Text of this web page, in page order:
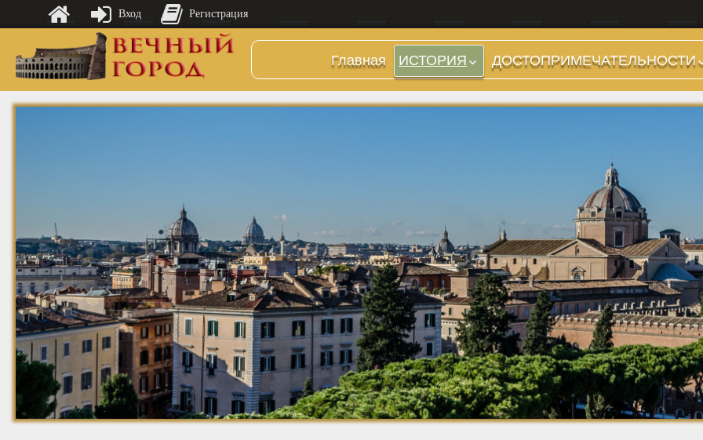
Главная
ИСТОРИЯ
Предыстория
Царский период
Империя. Принципат
(27 г до н.э. — 284 г
н.э.)
Империя. Доминат
(284-476 гг)
Темные Века. Готы
Темные Века.
Экзархат
Средневековье
Возрождение и
Барокко
ДОСТОПРИМЕЧАТЕЛЬНОСТИ
Холмы и остров.
Районы
Стадионы, Термы
Дохристианские
храмы
Христианские храмы,
базилики etc.
Дворцы
Арки, колонны и
обелиски
Фонтаны
Вход Регистрация